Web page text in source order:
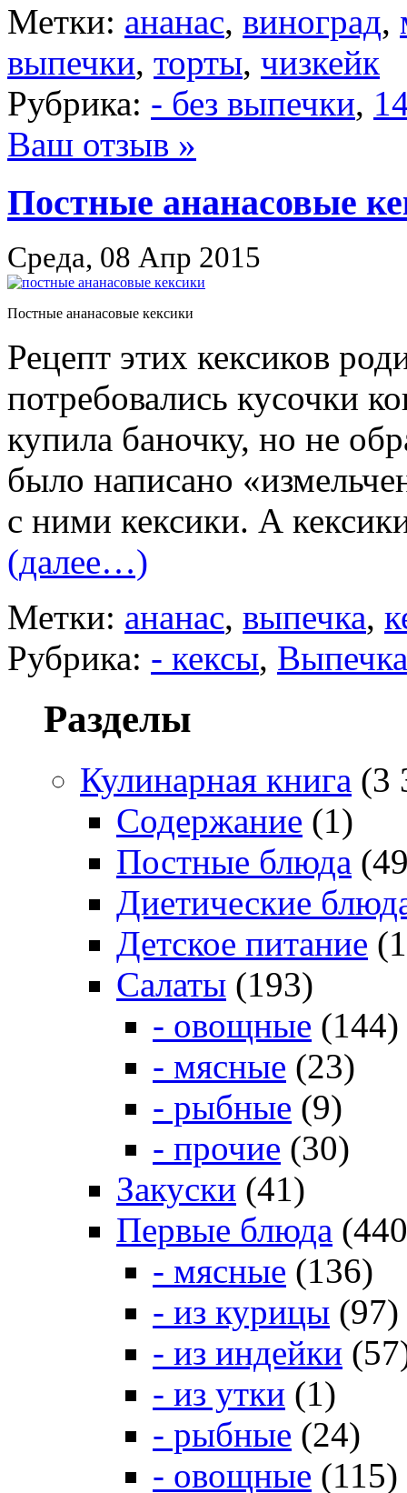
Метки: ананас, виноград,
выпечки, торты, чизкейк
Рубрика: - без выпечки,
Ваш отзыв »
Постные ананасовые
Среда, 08 Апр 2015
Постные ананасовые кексики
Рецепт этих кексиков
потребовались кусочки
купила баночку, но не
было написано
с ними кексики. А
(далее…)
Метки: ананас, выпечка,
Рубрика: - кексы, Выпечка
Разделы
Кулинарная книга (3
Содержание (1)
Постные блюда
Диетические
Детское питание
Салаты (193)
- овощные (144)
- мясные (23)
- рыбные (9)
- прочие (30)
Закуски (41)
Первые блюда
- мясные (136)
- из курицы (97)
- из индейки
- из утки (1)
- рыбные (24)
- овощные (115)